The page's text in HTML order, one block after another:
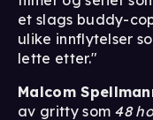
et slags buddy-
ulike innflytelser
lette etter."
Malcom
av gritty som 48